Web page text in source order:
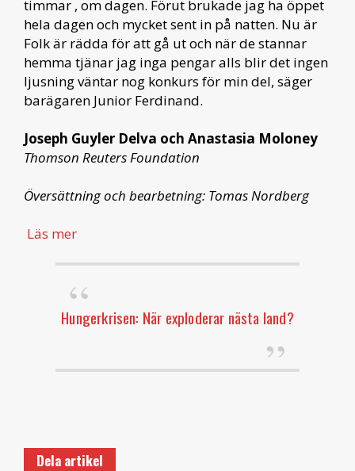
timmar , om dagen. Förut brukade jag ha öppet
hela dagen och mycket sent in på natten. Nu är
Folk är rädda för att gå ut och när de stannar
hemma tjänar jag inga pengar alls blir det ingen
ljusning väntar nog konkurs för min del, säger
barägaren Junior Ferdinand.
Joseph Guyler Delva och Anastasia Moloney
Thomson Reuters Foundation
Översättning och bearbetning: Tomas Nordberg
Läs mer
Hungerkrisen: När exploderar nästa land?
Dela artikel